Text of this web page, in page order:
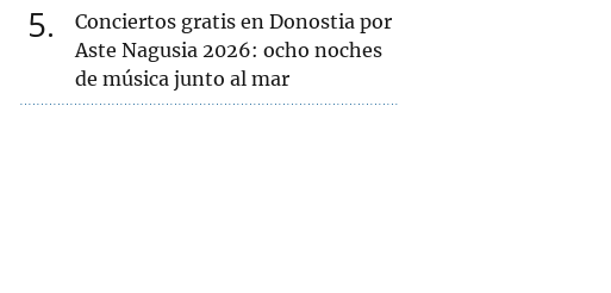
5
Conciertos gratis en Donostia por
Aste Nagusia 2026: ocho noches
de música junto al mar